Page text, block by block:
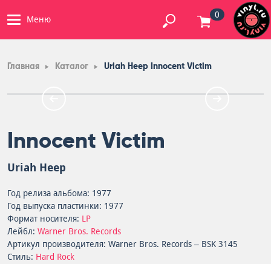
Меню 0
Главная Каталог Uriah Heep Innocent Victim
Innocent Victim
Uriah Heep
Год релиза альбома: 1977
Год выпуска пластинки: 1977
Формат носителя: LP
Лейбл: Warner Bros. Records
Артикул производителя: Warner Bros. Records – BSK 3145
Стиль: Hard Rock